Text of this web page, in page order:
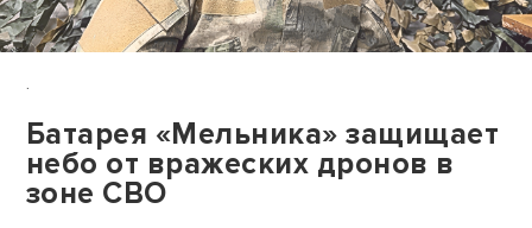
.
Батарея «Мельника» защищает
небо от вражеских дронов в
зоне СВО